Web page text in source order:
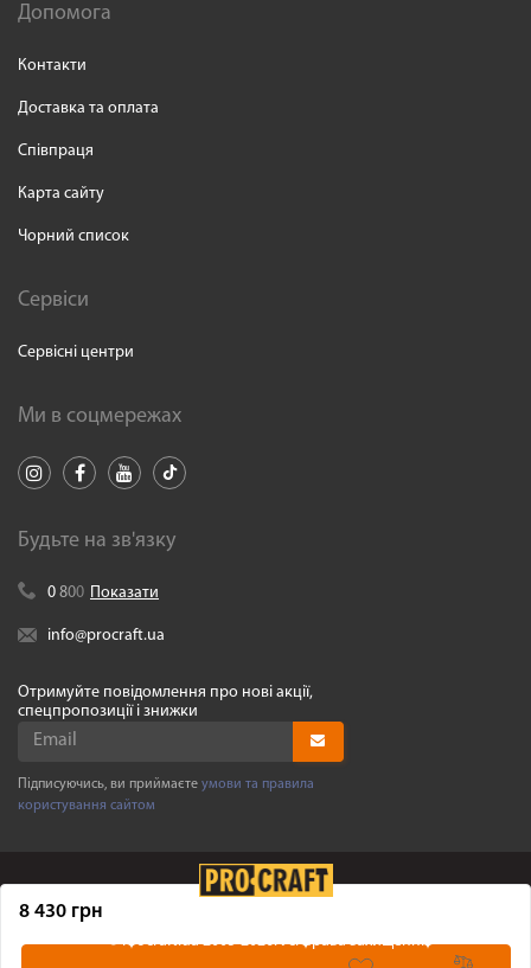
8 430 грн
Допомога
Контакти
Доставка та оплата
Співпраця
Карта сайту
Чорний список
Сервіси
Сервісні центри
Ми в соцмережах
Будьте на зв'язку
0 800 Показати
info@procraft.ua
Отримуйте повідомлення про нові акції,
спецпропозиції і знижки
Підписуючись, ви приймаєте умови та правила
користування сайтом
©Procraft.ua2005-2026. Усі права захищенні